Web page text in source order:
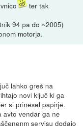
ter tak
94 pa do ~2005)
motorja.
lahko greš na
novi ključ ki ga
si prinesel papirje.
avto vendar ga ne
servisu dodajo